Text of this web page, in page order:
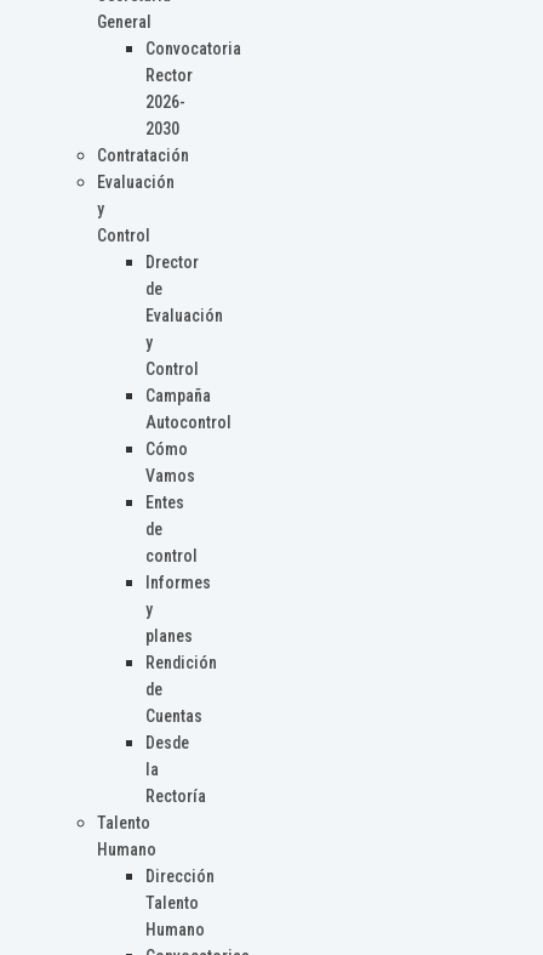
General
Convocatoria
Rector
2026-
2030
Contratación
Evaluación
y
Control
Drector
de
Evaluación
y
Control
Campaña
Autocontrol
Cómo
Vamos
Entes
de
control
Informes
y
planes
Rendición
de
Cuentas
Desde
la
Rectoría
Talento
Humano
Dirección
Talento
Humano